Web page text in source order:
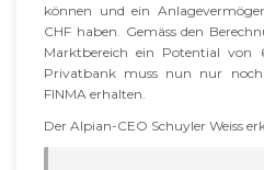
können und ein
CHF haben. Gemäss den
Marktbereich ein Potential von
Privatbank muss nun nur
FINMA erhalten.
Der Alpian-CEO Schuyler Weiss